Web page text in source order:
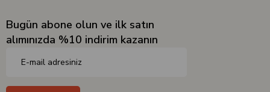
Bugün abone olun ve ilk satın
alımınızda %10 indirim kazanın